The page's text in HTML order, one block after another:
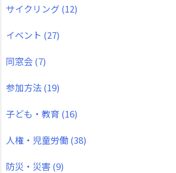
サイクリング(12)
イベント (27)
同窓会(7)
参加方法(19)
子ども・教育 (16)
人権・児童労働(38)
防災・災害(9)